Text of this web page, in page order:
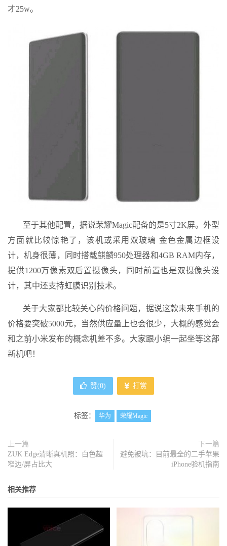
才25w。
至于其他配置，据说荣耀Magic配备的是5寸2K屏。外型
方面就比较惊艳了，该机或采用双玻璃 金色金属边框设
计，机身很薄，同时搭载麒麟950处理器和4GB RAM内存，
提供1200万像素双后置摄像头，同时前置也是双摄像头设
计，其中还支持虹膜识别技术。
关于大家都比较关心的价格问题，据说这款未来手机的
价格要突破5000元，当然供应量上也会很少，大概的感觉会
和之前小米发布的概念机差不多。大家跟小编一起坐等这部
新机吧！
赞(0) 打赏
标签： 华为 荣耀Magic
上一篇
ZUK Edge清晰真机照：白色超
窄边/屏占比大
下一篇
避免被坑：目前最全的二手苹果
iPhone验机指南
相关推荐